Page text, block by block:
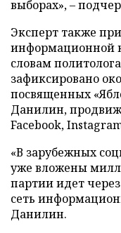
выборах», –
Эксперт также
информационной
словам
зафиксировано
посвященных
Данилин,
Facebook,
«В зарубежных
уже вложены
партии идет
сеть
Данилин.